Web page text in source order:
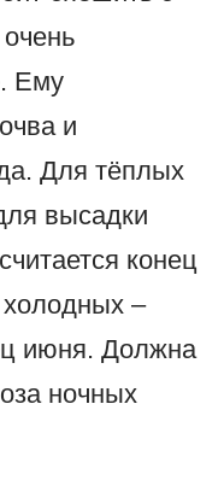
Ему
и
Для тёплых
высадки
конец
–
июня. Должна
ночных